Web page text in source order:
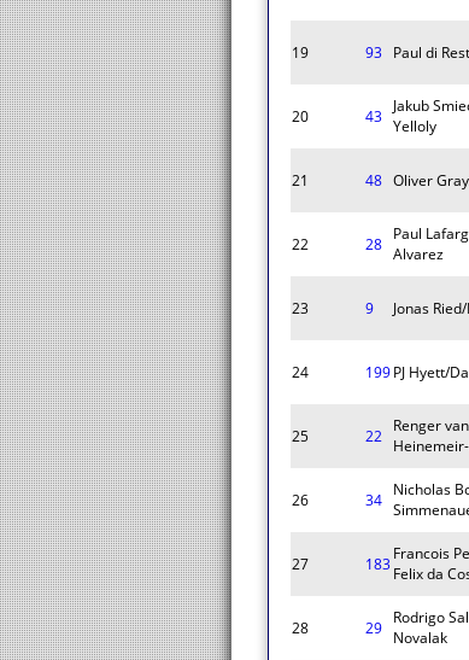
19 93 Paul di
20 43
Jakub
Yelloly
21 48 Oliver
22 28
Paul
Alvarez
23 9 Jonas
24 199PJ Hyett/
25 22
Renger
26 34
Nicholas
27 183
Francois
Felix da
28 29
Rodrigo
Novalak